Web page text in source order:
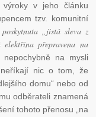
výroky v jeho článku
tzv. komunitní
poskytnuta „jistá sleva z
přepravena na
na mysli
neříkají nic o tom, že
domu“ nebo od
odběrateli znamená
tohoto přenosu „na